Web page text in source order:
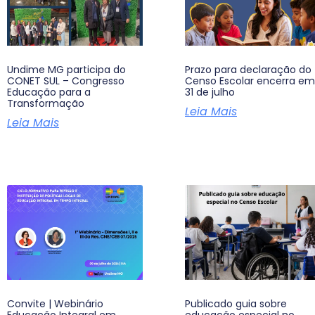
Undime MG participa do
CONET SUL – Congresso
Educação para a
Transformação
Leia Mais
Prazo para declaração do
Censo Escolar encerra em
31 de julho
Leia Mais
Convite | Webinário
Publicado guia sobre